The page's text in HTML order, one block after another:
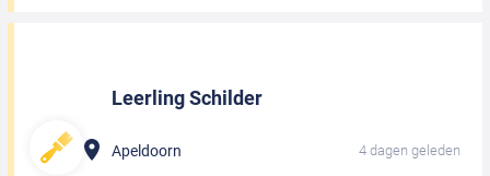
Leerling Schilder
Apeldoorn 4 dagen geleden